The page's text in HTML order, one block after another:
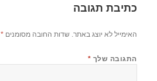
כתיבת תגובה
האימייל לא יוצג באתר. שדות החובה מסומנים*
התגובה שלך *